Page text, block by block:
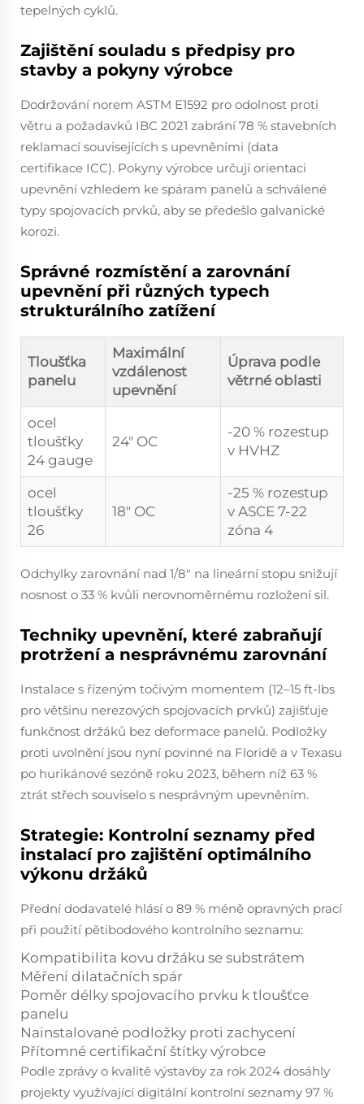
tepelných cyklů.
Zajištění souladu s předpisy pro
stavby a pokyny výrobce
Dodržování norem ASTM E1592 pro odolnost proti
větru a požadavků IBC 2021 zabrání 78 % stavebních
reklamací souvisejících s upevněními (data
certifikace ICC). Pokyny výrobce určují orientaci
upevnění vzhledem ke spáram panelů a schválené
typy spojovacích prvků, aby se předešlo galvanické
korozi.
Správné rozmístění a zarovnání
upevnění při různých typech
strukturálního zatížení
Tloušťka
panelu
Maximální
vzdálenost
upevnění
Úprava podle
větrné oblasti
ocel
tloušťky
24 gauge
24" OC
-20 % rozestup
v HVHZ
ocel
tloušťky
26
18" OC
-25 % rozestup
v ASCE 7-22
zóna 4
Odchylky zarovnání nad 1/8" na lineární stopu snižují
nosnost o 33 % kvůli nerovnoměrnému rozložení sil.
Techniky upevnění, které zabraňují
protržení a nesprávnému zarovnání
Instalace s řízeným točivým momentem (12–15 ft-lbs
pro většinu nerezových spojovacích prvků) zajišťuje
funkčnost držáků bez deformace panelů. Podložky
proti uvolnění jsou nyní povinné na Floridě a v Texasu
po hurikánové sezóně roku 2023, během níž 63 %
ztrát střech souviselo s nesprávným upevněním.
Strategie: Kontrolní seznamy před
instalací pro zajištění optimálního
výkonu držáků
Přední dodavatelé hlásí o 89 % méně opravných prací
při použití pětibodového kontrolního seznamu:
Kompatibilita kovu držáku se substrátem
Měření dilatačních spár
Poměr délky spojovacího prvku k tloušťce
panelu
Nainstalované podložky proti zachycení
Přítomné certifikační štítky výrobce
Podle zprávy o kvalitě výstavby za rok 2024 dosáhly
projekty využívající digitální kontrolní seznamy 97 %